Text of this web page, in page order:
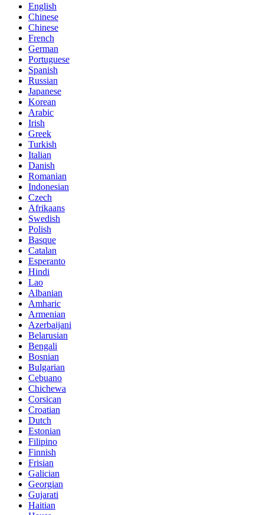
English
Chinese
Chinese
French
German
Portuguese
Spanish
Russian
Japanese
Korean
Arabic
Irish
Greek
Turkish
Italian
Danish
Romanian
Indonesian
Czech
Afrikaans
Swedish
Polish
Basque
Catalan
Esperanto
Hindi
Lao
Albanian
Amharic
Armenian
Azerbaijani
Belarusian
Bengali
Bosnian
Bulgarian
Cebuano
Chichewa
Corsican
Croatian
Dutch
Estonian
Filipino
Finnish
Frisian
Galician
Georgian
Gujarati
Haitian